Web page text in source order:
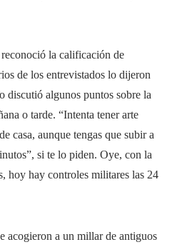
la calificación de
de los entrevistados lo dijeron
discutió algunos puntos sobre la
o tarde. “Intenta tener arte
casa, aunque tengas que subir a
si te lo piden. Oye, con la
hoy hay controles militares las 24
acogieron a un millar de antiguos